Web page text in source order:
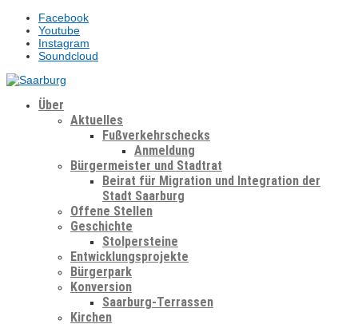
Facebook
Youtube
Instagram
Soundcloud
Über
Aktuelles
Fußverkehrschecks
Anmeldung
Bürgermeister und Stadtrat
Beirat für Migration und Integration der
Stadt Saarburg
Offene Stellen
Geschichte
Stolpersteine
Entwicklungsprojekte
Bürgerpark
Konversion
Saarburg-Terrassen
Kirchen